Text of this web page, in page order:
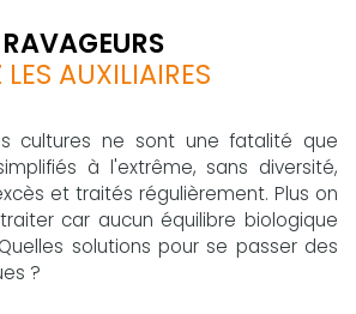
AUXILIAIRES
cultures ne sont une fatalité que
à l'extrême, sans diversité,
et traités régulièrement. Plus on
car aucun équilibre biologique
solutions pour se passer des
?